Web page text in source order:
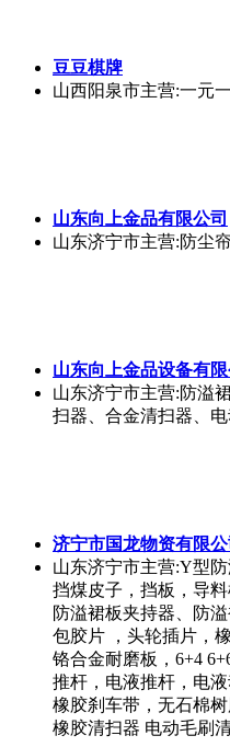
豆豆棋牌
山西阳泉市主营:一元
山东向上金品有限公司
山东济宁市主营:防尘
山东向上金品设备有限
山东济宁市主营:防溢
扫器、合金清扫器、
济宁市国龙物资有限公
山东济宁市主营:Y型
挡煤皮子，挡板，导
防溢裙板夹持器、防
包胶片 ，头轮插片，
铬合金耐磨板，6+4
推杆，电液推杆，电
橡胶刹车带，无石棉
橡胶清扫器 电动毛刷